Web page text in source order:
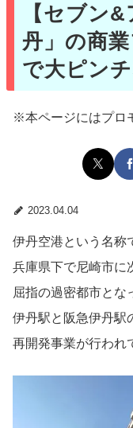
【セブン
丹」の商
で大ピン
※本ページにはプロ
2023.04.04
伊丹空港という名称
兵庫県下で尼崎市に
屈指の過密都市とな
伊丹駅と阪急伊丹駅
再開発事業が行われ